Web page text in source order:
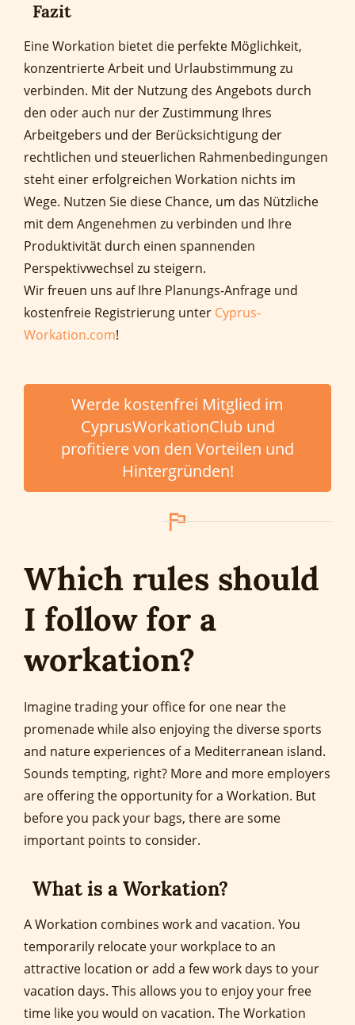
Fazit
Eine Workation bietet die perfekte Möglichkeit,
konzentrierte Arbeit und Urlaubstimmung zu
verbinden. Mit der Nutzung des Angebots durch
den oder auch nur der Zustimmung Ihres
Arbeitgebers und der Berücksichtigung der
rechtlichen und steuerlichen Rahmenbedingungen
steht einer erfolgreichen Workation nichts im
Wege. Nutzen Sie diese Chance, um das Nützliche
mit dem Angenehmen zu verbinden und Ihre
Produktivität durch einen spannenden
Perspektivwechsel zu steigern.
Wir freuen uns auf Ihre Planungs-Anfrage und
kostenfreie Registrierung unter Cyprus-
Workation.com!
Werde kostenfrei Mitglied im
CyprusWorkationClub und
profitiere von den Vorteilen und
Hintergründen!
Which rules should
I follow for a
workation?
Imagine trading your office for one near the
promenade while also enjoying the diverse sports
and nature experiences of a Mediterranean island.
Sounds tempting, right? More and more employers
are offering the opportunity for a Workation. But
before you pack your bags, there are some
important points to consider.
What is a Workation?
A Workation combines work and vacation. You
temporarily relocate your workplace to an
attractive location or add a few work days to your
vacation days. This allows you to enjoy your free
time like you would on vacation. The Workation